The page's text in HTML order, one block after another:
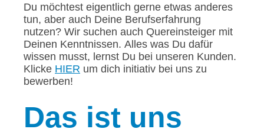
Du möchtest eigentlich gerne etwas anderes
tun, aber auch Deine Berufserfahrung
nutzen? Wir suchen auch Quereinsteiger mit
Deinen Kenntnissen. Alles was Du dafür
wissen musst, lernst Du bei unseren Kunden.
Klicke HIER um dich initiativ bei uns zu
bewerben!
Das ist uns